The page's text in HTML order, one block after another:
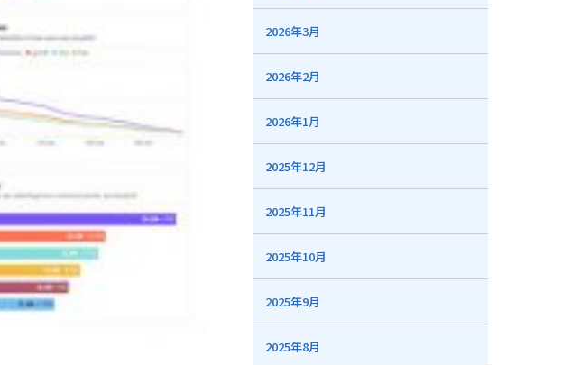
2026年3月
2026年2月
2026年1月
2025年12月
2025年11月
2025年10月
2025年9月
2025年8月